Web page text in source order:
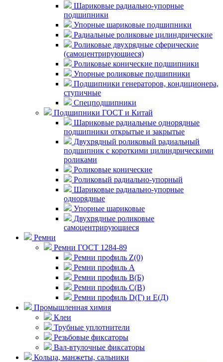
Шариковые радиально-упорные
подшипники
Упорные шариковые подшипники
Радиальные роликовые цилиндрические
Роликовые двухрядные сферические
(самоцентрирующиеся)
Роликовые конические подшипники
Упорные роликовые подшипники
Подшипники генераторов, кондиционера,
ступичные
Спецподшипники
Подшипники ГОСТ и Китай
Шариковые радиальные однорядные
подшипники открытые и закрытые
Двухрядный роликовый радиальный
подшипник с короткими цилиндрическими
роликами
Роликовые конические
Роликовый радиально-упорный
Шариковые радиально-упорные
однорядные
Упорные шариковые
Двухрядные роликовые
самоцентрирующиеся
Ремни
Ремни ГОСТ 1284-89
Ремни профиль Z(0)
Ремни профиль А
Ремни профиль В(Б)
Ремни профиль С(В)
Ремни профиль D(Г) и E(Д)
Промышленная химия
Клеи
Трубные уплотнители
Резьбовые фиксаторы
Вал-втулочные фиксаторы
Кольца, манжеты, сальники